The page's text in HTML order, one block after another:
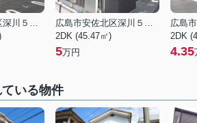
広島市安佐北区深川５丁目
広島市安佐北区深川５丁目
2DK (45.47㎡)
5万円
2DK
4.35
いる物件